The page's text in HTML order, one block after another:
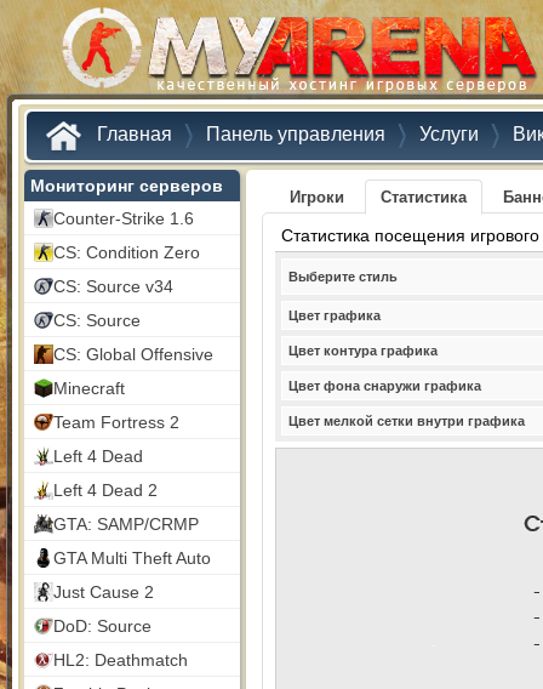
Главная Панель управления Услуги
Мониторинг серверов
Counter-Strike 1.6
CS: Condition Zero
CS: Source v34
CS: Source
CS: Global Offensive
Minecraft
Team Fortress 2
Left 4 Dead
Left 4 Dead 2
GTA: SAMP/CRMP
GTA Multi Theft Auto
Just Cause 2
DoD: Source
HL2: Deathmatch
Игроки Статистика
Статистика посещения
Выберите стиль
Цвет графика
Цвет контура графика
Цвет фона снаружи графика
Цвет мелкой сетки внутри графика